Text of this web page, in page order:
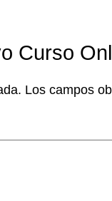
Curso
Los campos